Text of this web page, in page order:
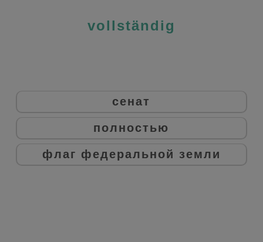
vollständig
сенат
полностью
флаг федеральной земли